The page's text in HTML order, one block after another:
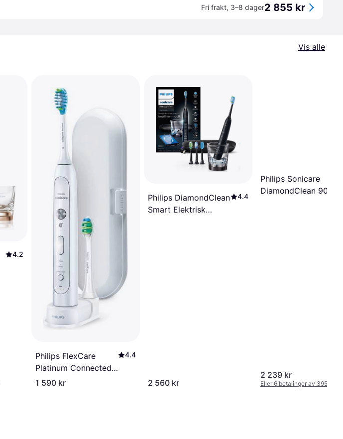
Fri frakt, 3–8 dager2 855 kr
Vis alle
4.2
Philips FlexCare
Platinum Connected
Eltannbørste HX9192
4.4
1 590 kr
Philips DiamondClean
Smart Elektrisk
4.4
2 560 kr
Philips Sonicare
DiamondClean 9000
2 239 kr
Eller 6 betalinger av 395 kr